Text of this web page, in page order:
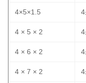
4×5×1.5
4 × 5 × 2
4 × 6 × 2
4 × 7 × 2